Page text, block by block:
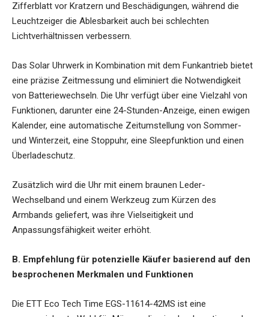
Zifferblatt vor Kratzern und Beschädigungen, während die
Leuchtzeiger die Ablesbarkeit auch bei schlechten
Lichtverhältnissen verbessern.
Das Solar Uhrwerk in Kombination mit dem Funkantrieb bietet
eine präzise Zeitmessung und eliminiert die Notwendigkeit
von Batteriewechseln. Die Uhr verfügt über eine Vielzahl von
Funktionen, darunter eine 24-Stunden-Anzeige, einen ewigen
Kalender, eine automatische Zeitumstellung von Sommer-
und Winterzeit, eine Stoppuhr, eine Sleepfunktion und einen
Überladeschutz.
Zusätzlich wird die Uhr mit einem braunen Leder-
Wechselband und einem Werkzeug zum Kürzen des
Armbands geliefert, was ihre Vielseitigkeit und
Anpassungsfähigkeit weiter erhöht.
B. Empfehlung für potenzielle Käufer basierend auf den
besprochenen Merkmalen und Funktionen
Die ETT Eco Tech Time EGS-11614-42MS ist eine